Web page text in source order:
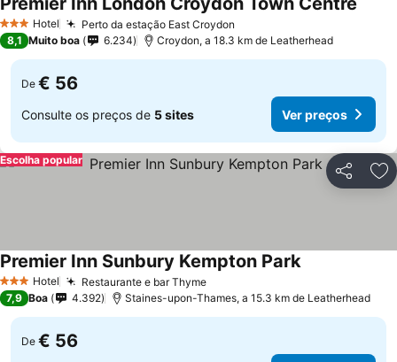
3 EstrelasHotel Perto da estação East Croydon
8,1 Muito boa 6.234 Croydon, a 18.3 km de Leatherhead
De € 56
Consulte os preços de 5 sites Ver preços
Partilhar
Escolha popular
3 EstrelasHotel Restaurante e bar Thyme
Premier Inn Sunbury Kempton Park
7,9 Boa 4.392 Staines-upon-Thames, a 15.3 km de Leatherhead
De € 56